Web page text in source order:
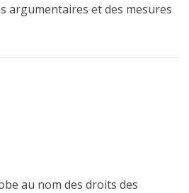
argumentaires et des mesures
au nom des droits des